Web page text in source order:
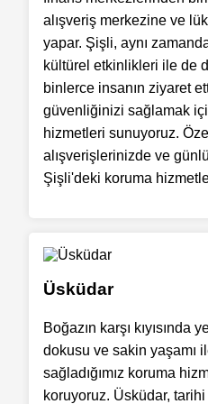
alışveriş merkezine ve
yapar. Şişli, aynı
kültürel etkinlikleri ile de
binlerce insanın ziyaret
güvenliğinizi sağlamak
hizmetleri sunuyoruz.
alışverişlerinizde ve
Şişli'deki koruma
Üsküdar
Boğazın karşı kıyısında
dokusu ve sakin yaşamı
sağladığımız koruma
koruyoruz. Üsküdar,